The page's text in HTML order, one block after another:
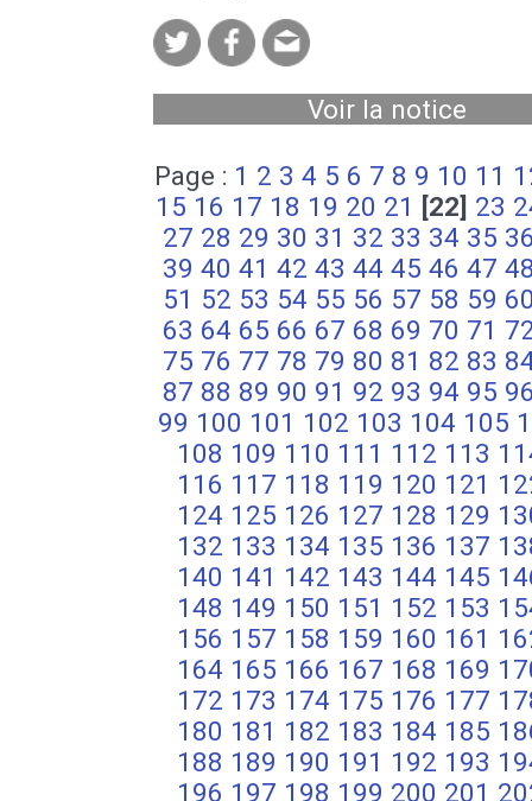
Voir la notice
Page : 1 2 3 4 5 6 7 8 9 10 11
15 16 17 18 19 20 21 [22] 23
27 28 29 30 31 32 33 34 35
39 40 41 42 43 44 45 46 47
51 52 53 54 55 56 57 58 59
63 64 65 66 67 68 69 70 71
75 76 77 78 79 80 81 82 83
87 88 89 90 91 92 93 94 95
99 100 101 102 103 104 105
108 109 110 111 112 113
116 117 118 119 120 121
124 125 126 127 128 129
132 133 134 135 136 137
140 141 142 143 144 145
148 149 150 151 152 153
156 157 158 159 160 161
164 165 166 167 168 169
172 173 174 175 176 177
180 181 182 183 184 185
188 189 190 191 192 193
196 197 198 199 200 201